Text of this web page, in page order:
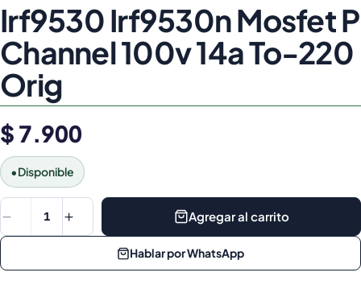
Irf9530 Irf9530n Mosfet P
Channel 100v 14a To-220
Orig
$ 7.900
•Disponible
1 Agregar al carrito
Hablar por WhatsApp